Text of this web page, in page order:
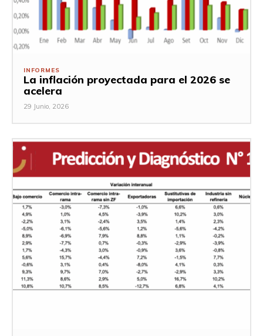
INFORMES
La inflación proyectada para el 2026 se
acelera
29 Junio, 2026